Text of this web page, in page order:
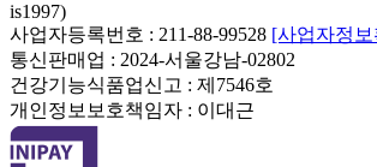
is1997)
사업자등록번호 : 211-88-99528 [사업자정
통신판매업 : 2024-서울강남-02802
건강기능식품업신고 : 제7546호
개인정보보호책임자 : 이대근